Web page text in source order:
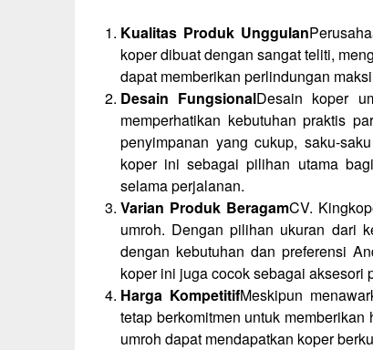
Kualitas Produk Unggulan
koper dibuat dengan sangat teliti,
dapat memberikan perlindungan
Desain FungsionalDesain koper
memperhatikan kebutuhan praktis
penyimpanan yang cukup, saku-
koper ini sebagai pilihan utama
selama perjalanan.
Varian Produk BeragamCV.
umroh. Dengan pilihan ukuran dari
dengan kebutuhan dan preferensi
koper ini juga cocok sebagai aksesori
Harga KompetitifMeskipun
tetap berkomitmen untuk
umroh dapat mendapatkan koper